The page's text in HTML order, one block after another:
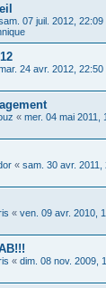
07 juil. 2012, 22:09
24 avr. 2012, 22:50
« mer. 04 mai 2011,
« sam. 30 avr. 2011,
« ven. 09 avr. 2010,
« dim. 08 nov. 2009,